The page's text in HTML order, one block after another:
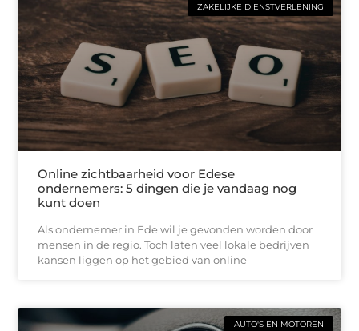
ZAKELIJKE DIENSTVERLENING
Online zichtbaarheid voor Edese
ondernemers: 5 dingen die je vandaag nog
kunt doen
Als ondernemer in Ede wil je gevonden worden door
mensen in de regio. Toch laten veel lokale bedrijven
kansen liggen op het gebied van online
AUTO'S EN MOTOREN